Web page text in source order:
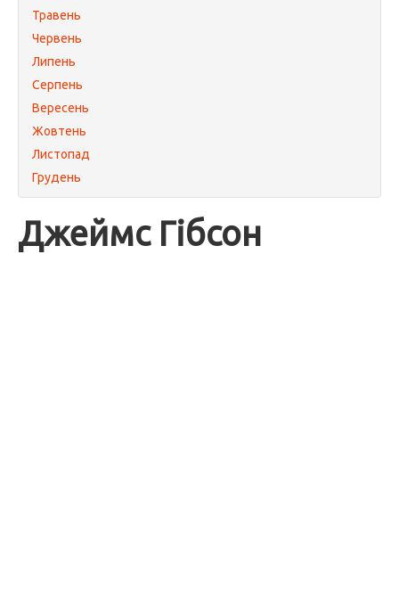
Травень
Червень
Липень
Серпень
Вересень
Жовтень
Листопад
Грудень
Джеймс Гібсон